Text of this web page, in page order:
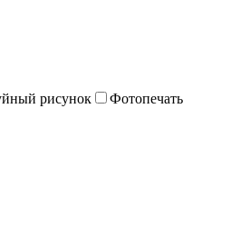
рисунок
Фотопечать